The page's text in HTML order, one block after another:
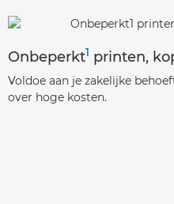
Onbeperkt1 printen,
Voldoe aan je zakelijke
over hoge kosten.